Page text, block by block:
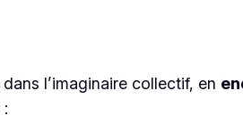
l’imaginaire collectif, en